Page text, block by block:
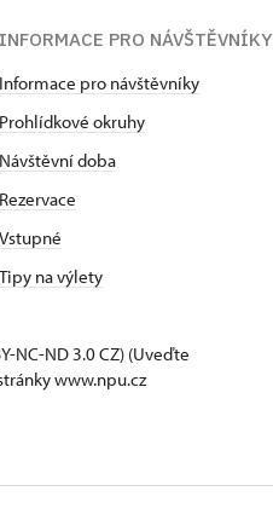
INFORMACE PRO NÁVŠTĚVNÍKY
Informace pro návštěvníky
Prohlídkové okruhy
Návštěvní doba
Rezervace
Vstupné
Tipy na výlety
NC-ND 3.0 CZ) (Uveďte
www.npu.cz